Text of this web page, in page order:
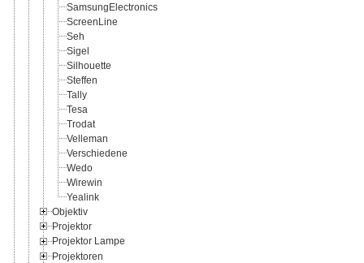
SamsungElectronics
ScreenLine
Seh
Sigel
Silhouette
Steffen
Tally
Tesa
Trodat
Velleman
Verschiedene
Wedo
Wirewin
Yealink
Objektiv
Projektor
Projektor Lampe
Projektoren